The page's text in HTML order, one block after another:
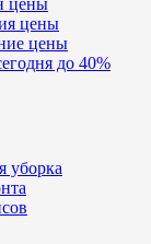
цены
цены
цены
до 40%
уборка